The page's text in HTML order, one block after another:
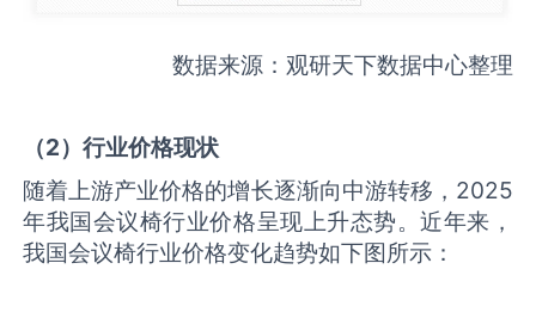
数据来源：观研天下数据中心整理
（2）行业价格现状
随着上游产业价格的增长逐渐向中游转移，2025
年我国会议椅行业价格呈现上升态势。近年来，
我国会议椅行业价格变化趋势如下图所示：